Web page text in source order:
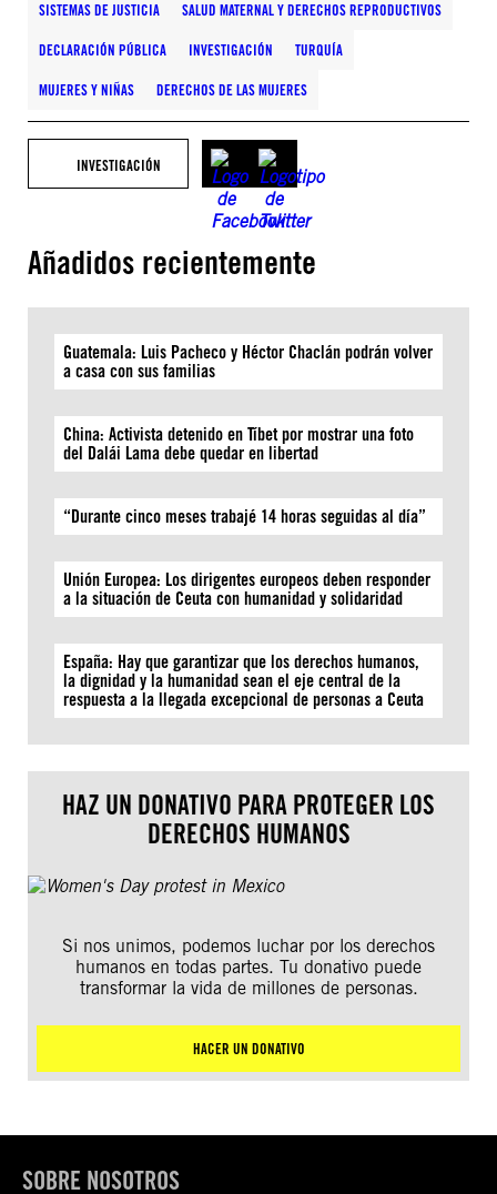
SISTEMAS DE JUSTICIA SALUD MATERNAL Y DERECHOS REPRODUCTIVOS
DECLARACIÓN PÚBLICA INVESTIGACIÓN TURQUÍA
MUJERES Y NIÑAS DERECHOS DE LAS MUJERES
INVESTIGACIÓN
Añadidos recientemente
Guatemala: Luis Pacheco y Héctor Chaclán podrán volver
a casa con sus familias
China: Activista detenido en Tíbet por mostrar una foto
del Dalái Lama debe quedar en libertad
“Durante cinco meses trabajé 14 horas seguidas al día”
Unión Europea: Los dirigentes europeos deben responder
a la situación de Ceuta con humanidad y solidaridad
España: Hay que garantizar que los derechos humanos,
la dignidad y la humanidad sean el eje central de la
respuesta a la llegada excepcional de personas a Ceuta
HAZ UN DONATIVO PARA PROTEGER LOS
DERECHOS HUMANOS
Si nos unimos, podemos luchar por los derechos
humanos en todas partes. Tu donativo puede
transformar la vida de millones de personas.
HACER UN DONATIVO
SOBRE NOSOTROS